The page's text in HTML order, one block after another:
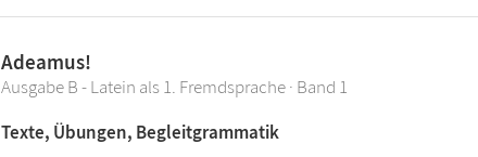
Adeamus!
Ausgabe B - Latein als 1. Fremdsprache · Band 1
Texte, Übungen, Begleitgrammatik